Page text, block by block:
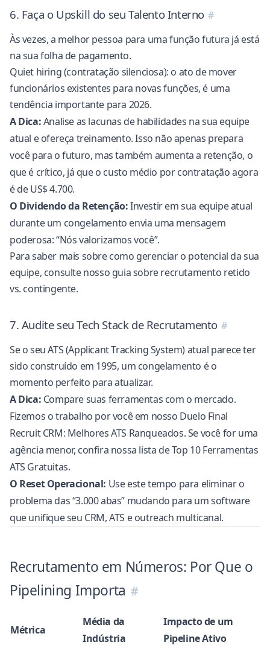
6. Faça o Upskill do seu Talento Interno
Às vezes, a melhor pessoa para uma função futura já está
na sua folha de pagamento.
Quiet hiring(contratação silenciosa): o ato de mover
funcionários existentes para novas funções, é uma
tendência importante para 2026.
A Dica:Analise as lacunas de habilidades na sua equipe
atual e ofereça treinamento. Isso não apenas prepara
você para o futuro, mas também aumenta a retenção, o
que é crítico, já que o custo médio por contratação agora
é de US$ 4.700.
O Dividendo da Retenção:Investir em sua equipe atual
durante um congelamento envia uma mensagem
poderosa: “Nós valorizamos você”.
Para saber mais sobre como gerenciar o potencial da sua
equipe, consulte nosso guia sobrerecrutamento retido
vs. contingente.
7. Audite seu Tech Stack de Recrutamento
Se o seuATS (Applicant Tracking System)atual parece ter
sido construído em 1995, um congelamento é o
momento perfeito para atualizar.
A Dica: Compare suas ferramentas com o mercado.
Fizemos o trabalho por você em nosso Duelo Final
Recruit CRM: Melhores ATS Ranqueados. Se você for uma
agência menor, confira nossa lista deTop 10 Ferramentas
ATS Gratuitas.
O Reset Operacional: Use este tempo para eliminar o
problema das “3.000 abas” mudando para um software
que unifique seu CRM, ATS e outreach multicanal.
Recrutamento em Números: Por Que o
Pipelining Importa
Métrica
Média da
Indústria
Impacto de um
Pipeline Ativo